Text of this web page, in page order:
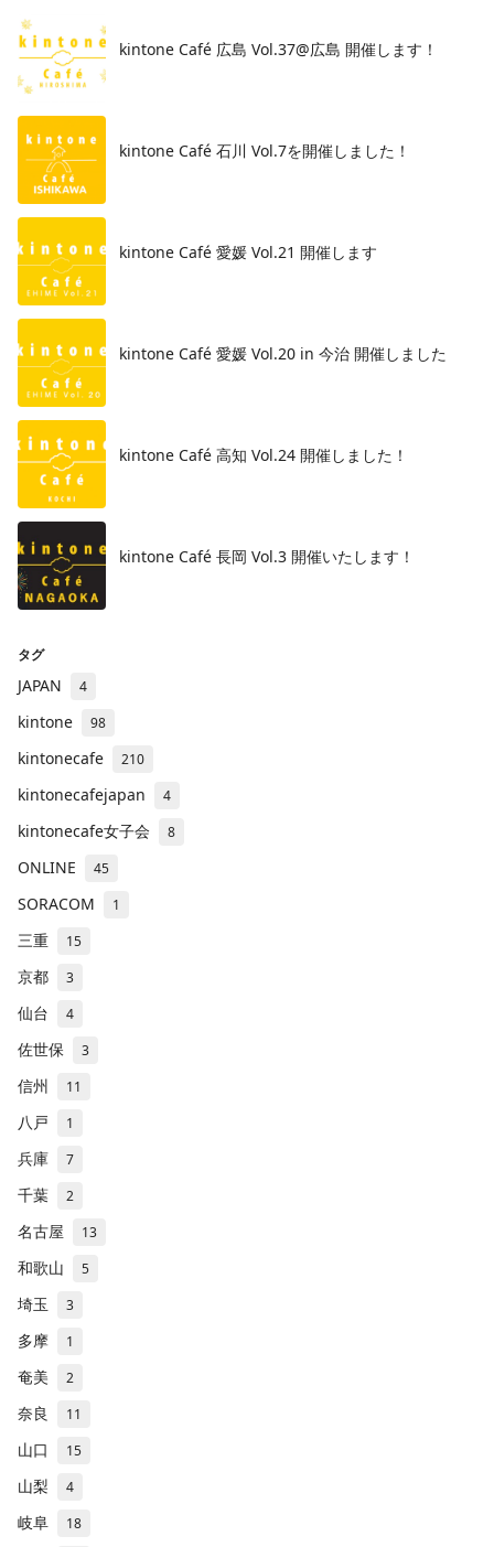
kintone Café 広島 Vol.37@広島 開催します！
​kintone Café 石川 Vol.7を開催しました！
kintone Café 愛媛 Vol.21 開催します
kintone Café 愛媛 Vol.20 in 今治 開催しました
kintone Café 高知 Vol.24 開催しました！
kintone Café 長岡 Vol.3 開催いたします！
タグ
JAPAN 4
kintone 98
kintonecafe 210
kintonecafejapan 4
kintonecafe女子会 8
ONLINE 45
SORACOM 1
三重 15
京都 3
仙台 4
佐世保 3
信州 11
八戸 1
兵庫 7
千葉 2
名古屋 13
和歌山 5
埼玉 3
多摩 1
奄美 2
奈良 11
山口 15
山梨 4
岐阜 18